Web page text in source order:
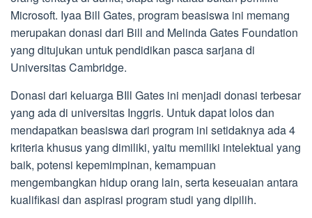
Microsoft. Iyaa Bill Gates, program beasiswa ini memang
merupakan donasi dari Bill and Melinda Gates Foundation
yang ditujukan untuk pendidikan pasca sarjana di
Universitas Cambridge.
Donasi dari keluarga BIll Gates ini menjadi donasi terbesar
yang ada di universitas Inggris. Untuk dapat lolos dan
mendapatkan beasiswa dari program ini setidaknya ada 4
kriteria khusus yang dimiliki, yaitu memiliki intelektual yang
baik, potensi kepemimpinan, kemampuan
mengembangkan hidup orang lain, serta keseuaian antara
kualifikasi dan aspirasi program studi yang dipilih.